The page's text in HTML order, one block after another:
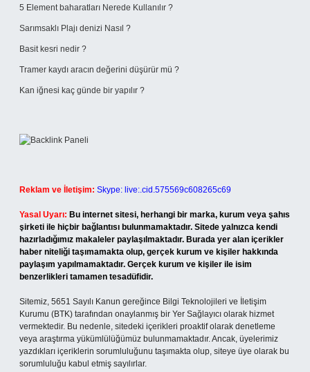
5 Element baharatları Nerede Kullanılır ?
Sarımsaklı Plajı denizi Nasıl ?
Basit kesri nedir ?
Tramer kaydı aracın değerini düşürür mü ?
Kan iğnesi kaç günde bir yapılır ?
Reklam ve İletişim: Skype: live:.cid.575569c608265c69
Yasal Uyarı: Bu internet sitesi, herhangi bir marka, kurum veya şahıs
şirketi ile hiçbir bağlantısı bulunmamaktadır. Sitede yalnızca kendi
hazırladığımız makaleler paylaşılmaktadır. Burada yer alan içerikler
haber niteliği taşımamakta olup, gerçek kurum ve kişiler hakkında
paylaşım yapılmamaktadır. Gerçek kurum ve kişiler ile isim
benzerlikleri tamamen tesadüfidir.
Sitemiz, 5651 Sayılı Kanun gereğince Bilgi Teknolojileri ve İletişim
Kurumu (BTK) tarafından onaylanmış bir Yer Sağlayıcı olarak hizmet
vermektedir. Bu nedenle, sitedeki içerikleri proaktif olarak denetleme
veya araştırma yükümlülüğümüz bulunmamaktadır. Ancak, üyelerimiz
yazdıkları içeriklerin sorumluluğunu taşımakta olup, siteye üye olarak bu
sorumluluğu kabul etmiş sayılırlar.